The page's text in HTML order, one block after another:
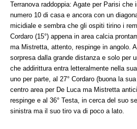
Terranova raddoppia: Agate per Parisi che
numero 10 di casa e ancora con un
micidiale e sembra che gli ospiti tirino i
Cordaro (15°) appena in area calcia
ma Mistretta, attento, respinge in angolo.
sorpresa dalla grande distanza e solo per
che addirittura entra letteralmente nella
uno per parte, al 27° Cordaro (buona la
centro area per De Luca ma Mistretta
respinge e al 36° Testa, in cerca del suo
sinistra ma il suo tiro va di poco a lato.